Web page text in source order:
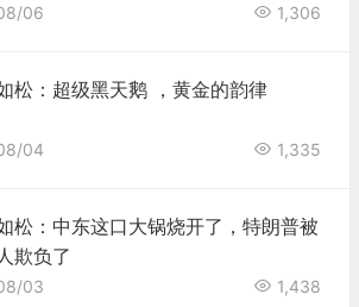
06 1,306
松：超级黑天鹅 ，黄金的韵律
04 1,335
松：中东这口大锅烧开了，特朗普被
人欺负了
03 1,438